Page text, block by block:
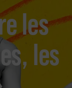
les
les